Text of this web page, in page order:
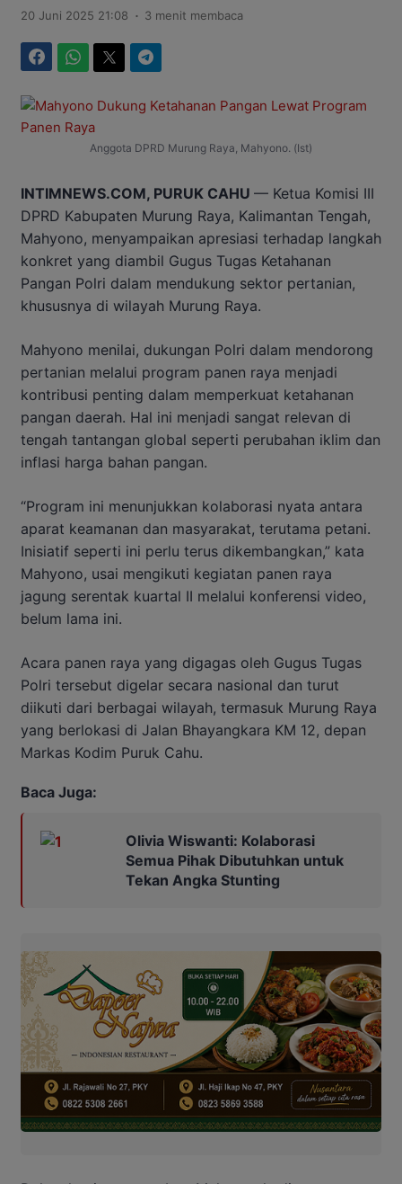
20 Juni 2025 21:08 . 3 menit membaca
Anggota DPRD Murung Raya, Mahyono. (Ist)
INTIMNEWS.COM, PURUK CAHU — Ketua Komisi III
DPRD Kabupaten Murung Raya, Kalimantan Tengah,
Mahyono, menyampaikan apresiasi terhadap langkah
konkret yang diambil Gugus Tugas Ketahanan
Pangan Polri dalam mendukung sektor pertanian,
khususnya di wilayah Murung Raya.
Mahyono menilai, dukungan Polri dalam mendorong
pertanian melalui program panen raya menjadi
kontribusi penting dalam memperkuat ketahanan
pangan daerah. Hal ini menjadi sangat relevan di
tengah tantangan global seperti perubahan iklim dan
inflasi harga bahan pangan.
“Program ini menunjukkan kolaborasi nyata antara
aparat keamanan dan masyarakat, terutama petani.
Inisiatif seperti ini perlu terus dikembangkan,” kata
Mahyono, usai mengikuti kegiatan panen raya
jagung serentak kuartal II melalui konferensi video,
belum lama ini.
Acara panen raya yang digagas oleh Gugus Tugas
Polri tersebut digelar secara nasional dan turut
diikuti dari berbagai wilayah, termasuk Murung Raya
yang berlokasi di Jalan Bhayangkara KM 12, depan
Markas Kodim Puruk Cahu.
Baca Juga:
Olivia Wiswanti: Kolaborasi
Semua Pihak Dibutuhkan untuk
Tekan Angka Stunting